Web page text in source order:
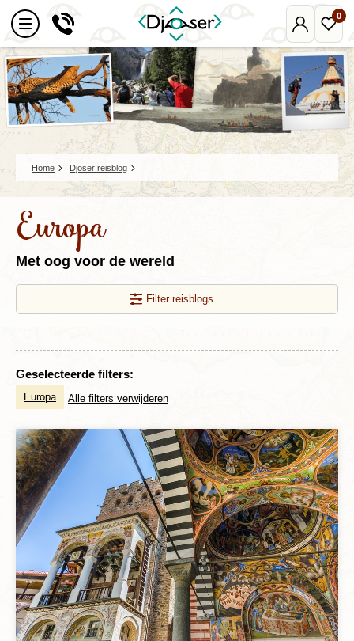
Mijn
Djoser
0
Home Djoser reisblog
Europa
Met oog voor de wereld
Filter reisblogs
Geselecteerde filters:
Europa Alle filters verwijderen